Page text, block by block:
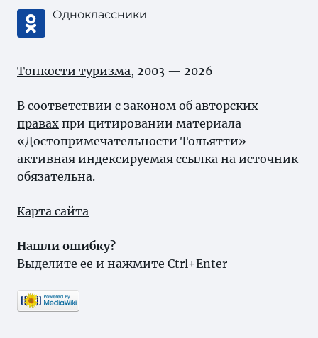
Одноклассники
Тонкости туризма, 2003 — 2026
В соответствии с законом об авторских
правах при цитировании материала
«Достопримечательности Тольятти»
активная индексируемая ссылка на источник
обязательна.
Карта сайта
Нашли ошибку?
Выделите ее и нажмите Ctrl+Enter